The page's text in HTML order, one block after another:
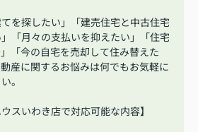
てを探したい」「建売住宅と中古住宅
「月々の支払いを抑えたい」「住宅
「今の自宅を売却して住み替えた
産に関するお悩みは何でもお気軽に
。
ウスいわき店で対応可能な内容】